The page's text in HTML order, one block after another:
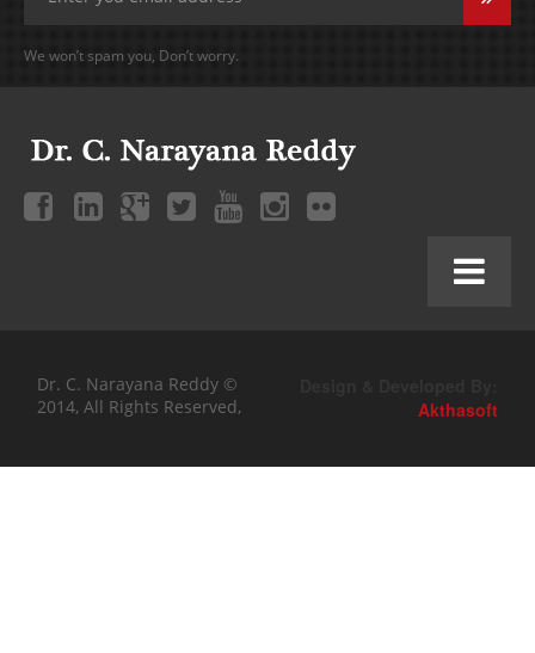
We won’t spam you, Don’t worry.
Dr. C. Narayana Reddy ©
2014, All Rights Reserved,
Akthasoft